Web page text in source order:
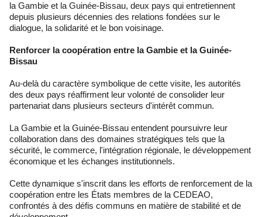
la Gambie et la Guinée-Bissau, deux pays qui entretiennent
depuis plusieurs décennies des relations fondées sur le
dialogue, la solidarité et le bon voisinage.
Renforcer la coopération entre la Gambie et la Guinée-
Bissau
Au-delà du caractère symbolique de cette visite, les autorités
des deux pays réaffirment leur volonté de consolider leur
partenariat dans plusieurs secteurs d'intérêt commun.
La Gambie et la Guinée-Bissau entendent poursuivre leur
collaboration dans des domaines stratégiques tels que la
sécurité, le commerce, l'intégration régionale, le développement
économique et les échanges institutionnels.
Cette dynamique s'inscrit dans les efforts de renforcement de la
coopération entre les États membres de la CEDEAO,
confrontés à des défis communs en matière de stabilité et de